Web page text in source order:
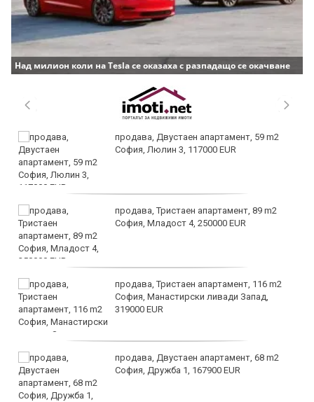
Над милион коли на Tesla се оказаха с разпадащо се окачване
продава, Двустаен апартамент, 59 m2
София, Люлин 3, 117000 EUR
продава, Тристаен апартамент, 89 m2
София, Младост 4, 250000 EUR
продава, Тристаен апартамент, 116 m2
София, Манастирски ливади Запад,
319000 EUR
продава, Двустаен апартамент, 68 m2
София, Дружба 1, 167900 EUR